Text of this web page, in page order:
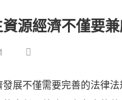
源經濟不僅要
展不僅需要完善的法律